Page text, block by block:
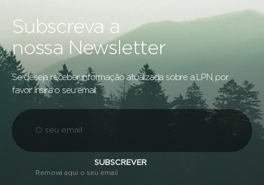
Subscreva a
nossa Newsletter
Se deseja receber informação atualizada sobre a LPN, por
favor insira o seu email:
SUBSCREVER
Remova aqui o seu email